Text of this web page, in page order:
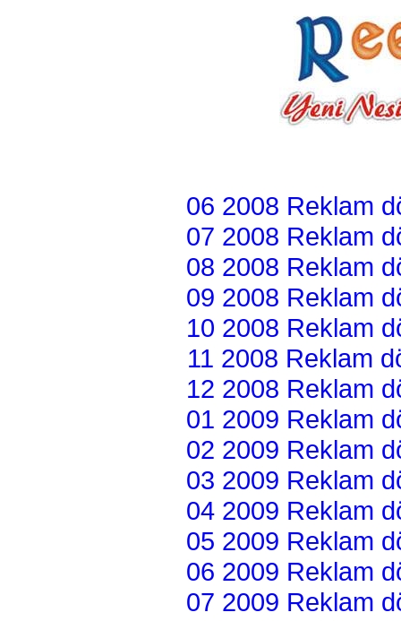
06 2008 Reklam
07 2008 Reklam
08 2008 Reklam
09 2008 Reklam
10 2008 Reklam
11 2008 Reklam
12 2008 Reklam
01 2009 Reklam
02 2009 Reklam
03 2009 Reklam
04 2009 Reklam
05 2009 Reklam
06 2009 Reklam
07 2009 Reklam